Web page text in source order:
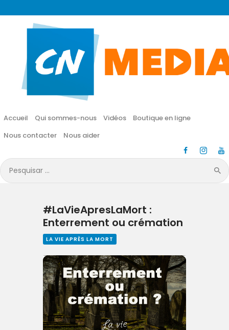
Accueil Qui sommes-nous Vidéos
Boutique en ligne
Nous contacter
Nous aider
Pesquisar
por:
CN MÉDIA
Une vie nouvelle en JESUS !
Accueil
Vidéos
Boutique en ligne
Nous aider
#LaVieApresLaMort :
Enterrement ou crémation
LA VIE APRÈS LA MORT